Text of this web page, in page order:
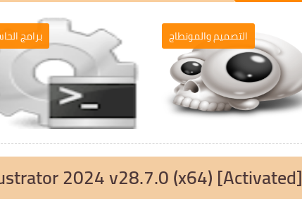
التصميم التصميم والمونطاج
2024 v28.7.0 (x64) [Activated]